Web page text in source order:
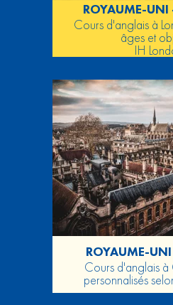
ROYAUME-UNI
Cours d'anglais à
âges et
IH
ROYAUME-
Cours d'anglais
personnalisés